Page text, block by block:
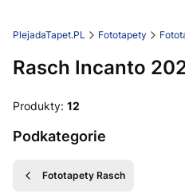
PlejadaTapet.PL Fototapety
Rasch Incanto
Produkty: 12
Podkategorie
Fototapety Rasch